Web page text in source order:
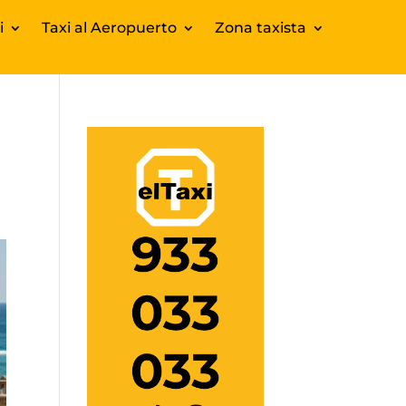
Taxi al Aeropuerto Zona taxista